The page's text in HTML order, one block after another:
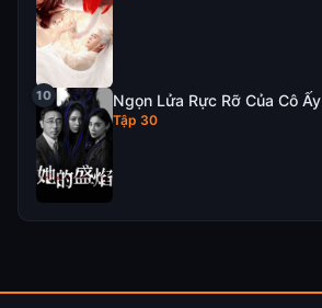
Ngọn Lửa Rực Rỡ Của Cô Ấy
Tập 30